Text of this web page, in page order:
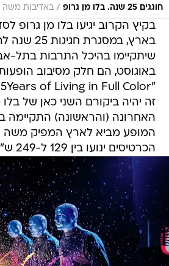
חוגגים 25 שנה. בלו מן גרופ / באדיבות משה
בארץ,
באוגוסט, הם חלק מסיבוב
"25Years of Living in Full Color".
זה יהיה ביקורם השני כאן של
המופע מביא לארץ המפיק משה
הכרטיסים ינועו בין 129 ל-249 ש"ח.